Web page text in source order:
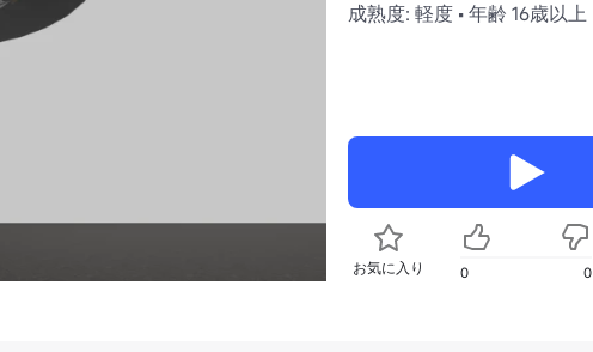
成熟度: 軽度 • 年齢 16歳以上
お気に入り 0 0